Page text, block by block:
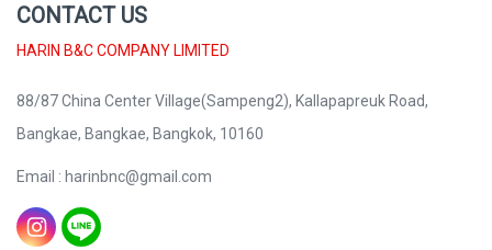
CONTACT US
HARIN B&C COMPANY LIMITED
88/87 China Center Village(Sampeng2), Kallapapreuk Road,
Bangkae, Bangkae, Bangkok, 10160
Email : harinbnc@gmail.com